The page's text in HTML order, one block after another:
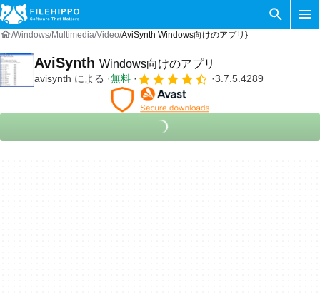
Windows Multimedia Video AviSynth Windows向けのアプリ}
AviSynth Windows向けのアプリ
avisynth による 無料 3.7.5.4289